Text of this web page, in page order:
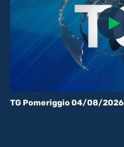
TG Pomeriggio 04/08/2026